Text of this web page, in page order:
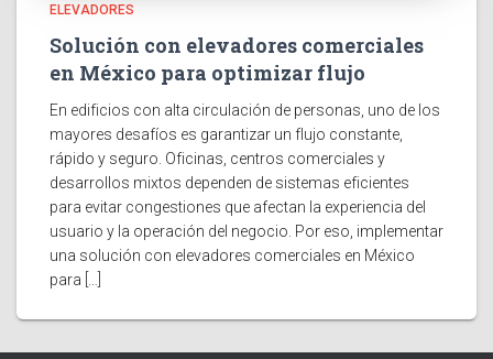
ELEVADORES
Solución con elevadores comerciales
en México para optimizar flujo
En edificios con alta circulación de personas, uno de los
mayores desafíos es garantizar un flujo constante,
rápido y seguro. Oficinas, centros comerciales y
desarrollos mixtos dependen de sistemas eficientes
para evitar congestiones que afectan la experiencia del
usuario y la operación del negocio. Por eso, implementar
una solución con elevadores comerciales en México
para […]